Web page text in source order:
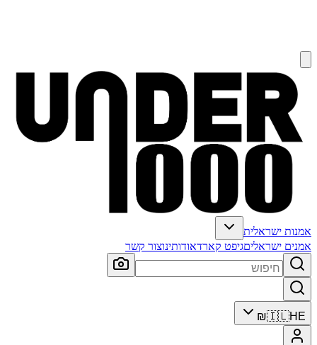
אמנות ישראלית
אמנים ישראליםגיפט קארדאודותינוצור קשר
🇮🇱HE
₪